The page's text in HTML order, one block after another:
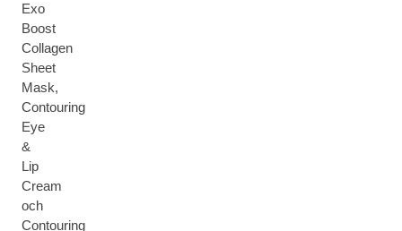
Exo
Boost
Collagen
Sheet
Mask,
Contouring
Eye
&
Lip
Cream
och
Contouring